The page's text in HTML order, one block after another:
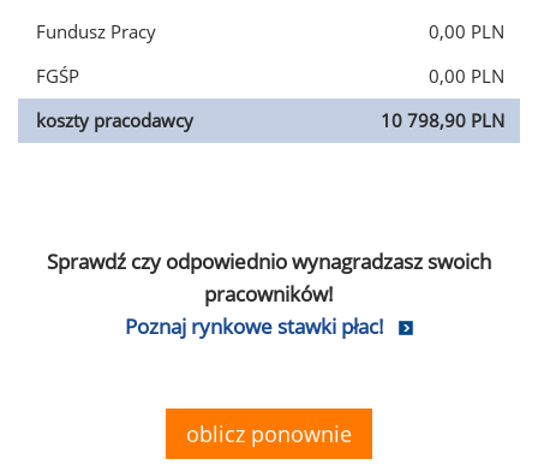
Fundusz Pracy
0,00 PLN
FGŚP
0,00 PLN
koszty pracodawcy
10 798,90 PLN
Sprawdź czy odpowiednio wynagradzasz swoich
pracowników!
Poznaj rynkowe stawki płac!
oblicz ponownie